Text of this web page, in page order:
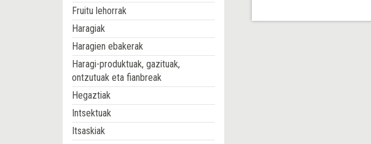
Fruitu lehorrak
Haragiak
Haragien ebakerak
Haragi-produktuak, gazituak,
ontzutuak eta fianbreak
Hegaztiak
Intsektuak
Itsaskiak